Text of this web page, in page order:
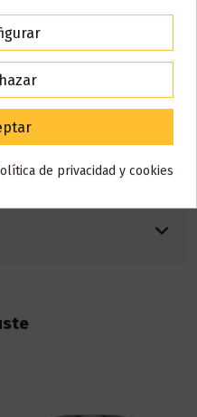
0.4ohm (preinstalada)
0.8ohm (repuesto)
durante estos días.
confiando en nosotros.
de privacidad y cookies